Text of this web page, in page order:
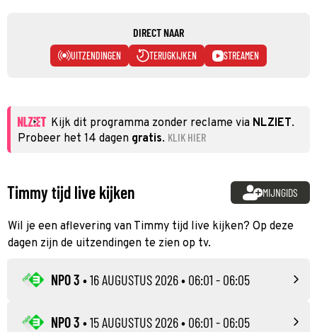
DIRECT NAAR
UITZENDINGEN TERUGKIJKEN STREAMEN
Kijk dit programma zonder reclame via NLZIET.
Probeer het 14 dagen gratis. KLIK HIER
Timmy tijd live kijken MIJNGIDS
Wil je een aflevering van Timmy tijd live kijken? Op deze
dagen zijn de uitzendingen te zien op tv.
NPO 3 •16 AUGUSTUS 2026• 06:01 - 06:05
NPO 3 •15 AUGUSTUS 2026• 06:01 - 06:05